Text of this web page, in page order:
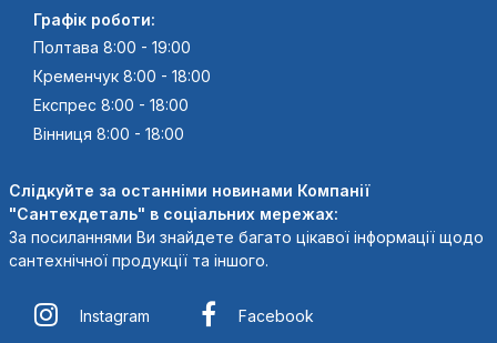
Графік роботи:
Полтава 8:00 - 19:00
Кременчук 8:00 - 18:00
Експрес 8:00 - 18:00
Вінниця 8:00 - 18:00
Слідкуйте за останніми новинами Компанії
"Сантехдеталь" в соціальних мережах:
За посиланнями Ви знайдете багато цікавої інформації щодо
сантехнічної продукції та іншого.
Instagram Facebook